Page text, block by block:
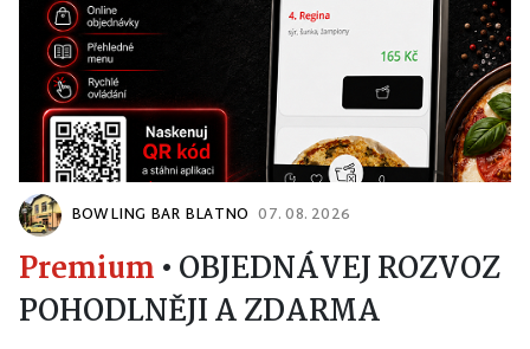
BOWLING BAR BLATNO 07. 08. 2026
Premium • OBJEDNÁVEJ ROZVOZ
POHODLNĚJI A ZDARMA